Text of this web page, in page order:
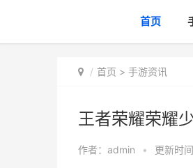
首页
首页 > 手游资讯
王者荣耀荣耀
作者： admin • 更新时